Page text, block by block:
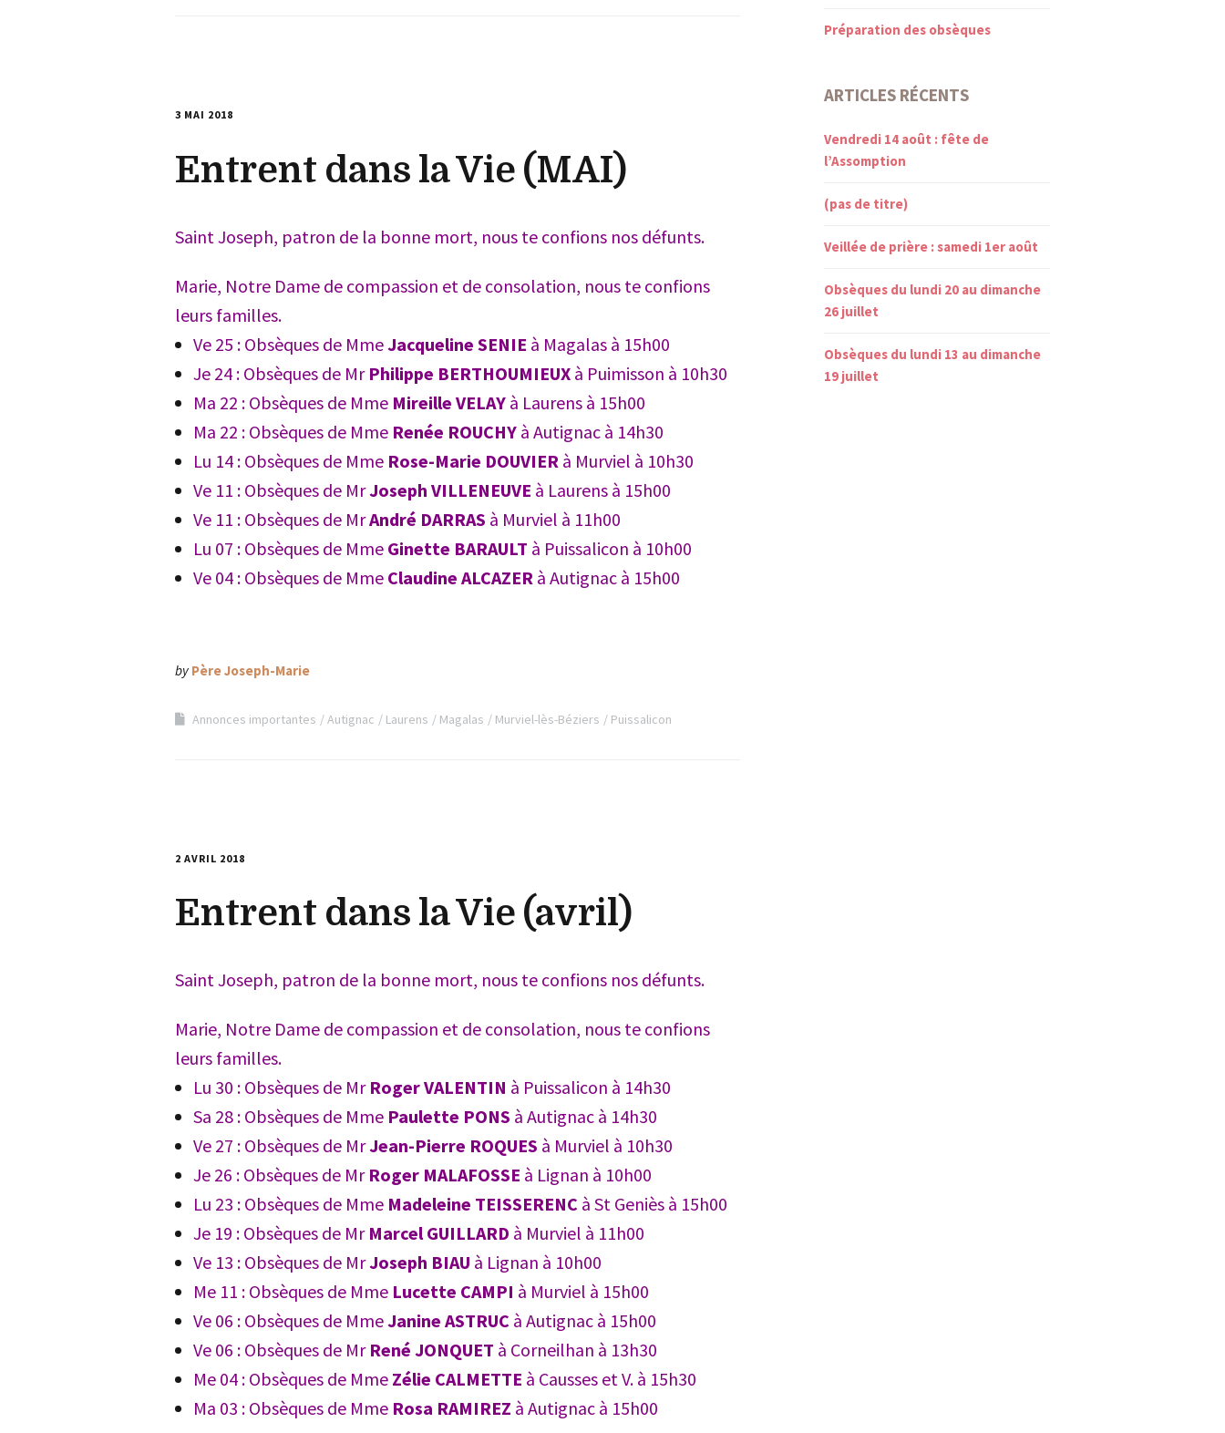
3 MAI 2018
Entrent dans la Vie (MAI)
Saint Joseph, patron de la bonne mort, nous te confions nos défunts.
Marie, Notre Dame de compassion et de consolation, nous te confions
leurs familles.
Ve 25 : Obsèques de MmeJacqueline SENIE à Magalas à 15h00
Je 24 : Obsèques de Mr Philippe BERTHOUMIEUX à Puimisson à 10h30
Ma 22 : Obsèques de Mme Mireille VELAY à Laurens à 15h00
Ma 22 : Obsèques de Mme Renée ROUCHY à Autignac à 14h30
Lu 14 : Obsèques de Mme Rose-Marie DOUVIER à Murviel à 10h30
Ve 11 : Obsèques de MrJoseph VILLENEUVE à Laurens à 15h00
Ve 11 : Obsèques de MrAndré DARRAS à Murviel à 11h00
Lu 07 : Obsèques de Mme Ginette BARAULT à Puissalicon à 10h00
Ve 04 : Obsèques de Mme Claudine ALCAZER à Autignac à 15h00
by Père Joseph-Marie
Annonces importantes Autignac Laurens Magalas Murviel-lès-Béziers Puissalicon
2 AVRIL 2018
Entrent dans la Vie (avril)
Saint Joseph, patron de la bonne mort, nous te confions nos défunts.
Marie, Notre Dame de compassion et de consolation, nous te confions
leurs familles.
Lu 30 : Obsèques de Mr Roger VALENTIN à Puissalicon à 14h30
Sa 28 : Obsèques de Mme Paulette PONS à Autignac à 14h30
Ve 27 : Obsèques de MrJean-Pierre ROQUES à Murviel à 10h30
Je 26 : Obsèques de Mr Roger MALAFOSSE à Lignan à 10h00
Lu 23 : Obsèques de Mme Madeleine TEISSERENC à St Geniès à 15h00
Je 19 : Obsèques de Mr Marcel GUILLARD à Murviel à 11h00
Ve 13 : Obsèques de MrJoseph BIAU à Lignan à 10h00
Me 11 : Obsèques de Mme Lucette CAMPI à Murviel à 15h00
Ve 06 : Obsèques de MmeJanine ASTRUC à Autignac à 15h00
Ve 06 : Obsèques de Mr René JONQUET à Corneilhan à 13h30
Me 04 : Obsèques de Mme Zélie CALMETTE à Causses et V. à 15h30
Ma 03 : Obsèques de Mme Rosa RAMIREZ à Autignac à 15h00
Préparation des obsèques
ARTICLES RÉCENTS
Vendredi 14 août : fête de
l’Assomption
(pas de titre)
Veillée de prière : samedi 1er août
Obsèques du lundi 20 au dimanche
26 juillet
Obsèques du lundi 13 au dimanche
19 juillet